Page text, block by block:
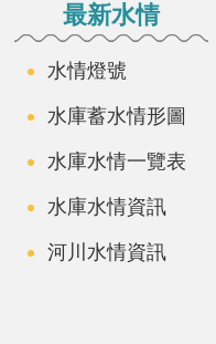
最新水情
水情燈號
水庫蓄水情形圖
水庫水情一覽表
水庫水情資訊
河川水情資訊